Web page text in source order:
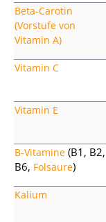
Beta-Carotin
(Vorstufe von
Vitamin A)
Vitamin C
Vitamin E
B-Vitamine (B1, B2,
B6, Folsäure)
Kalium